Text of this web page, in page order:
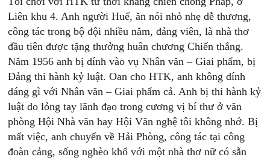
Liên khu 4. Anh người Huế, ăn nói nhỏ nhẹ dễ thương,
công tác trong bộ đội nhiều năm, đảng viên, là nhà thơ
đầu tiên được tặng thưởng huân chương Chiến thắng.
Năm 1956 anh bị dính vào vụ Nhân văn – Giai phẩm, bị
Ðảng thi hành kỷ luật. Oan cho HTK, anh không dính
dáng gì với Nhân văn – Giai phẩm cả. Anh bị thi hành kỷ
luật do lỏng tay lãnh đạo trong cương vị bí thư ở văn
phòng Hội Nhà văn hay Hội Văn nghệ tôi không nhớ. Bị
mất việc, anh chuyển về Hải Phòng, công tác tại công
đoàn cảng, sống nghèo khổ với một nhà thơ nữ có sẵn